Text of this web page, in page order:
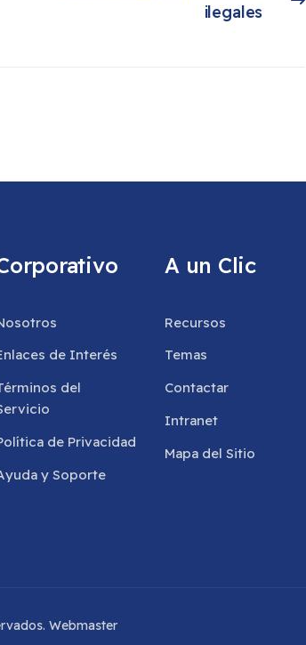
ilegales
de Interés
del
de Privacidad
y Soporte
A un Clic
Recursos
Temas
Contactar
Intranet
Mapa del Sitio
Webmaster